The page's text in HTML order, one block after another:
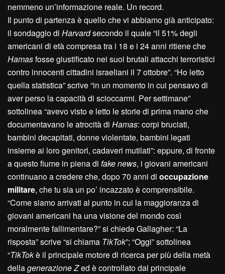
nemmeno un’informazione reale. Un record.
Il punto di partenza è quello che vi abbiamo già anticipato:
il sondaggio di Harvardsecondo il quale “il 51% degli
americani di età compresa tra i 18 e i 24 anni ritiene che
Hamasfosse giustificato nei suoi brutali attacchi terroristici
contro innocenti cittadini israeliani il 7 ottobre”. “Ho letto
quella statistica” scrive “in un momento in cui pensavo di
aver perso la capacità di scioccarmi. Per settimane”
sottolinea “avevo visto e letto le storie di prima mano che
documentavano le atrocità di Hamas: corpi bruciati,
bambini decapitati, donne violentate, bambini legati
insieme ai loro genitori, cadaveri mutilati”: eppure, di fronte
a questo fiume in piena di fake news, i giovani americani
continuano a credere che, dopo 70 anni di occupazione
militare, che tu sia un po’ incazzato è comprensibile.
“Come siamo arrivati al punto in cui la maggioranza di
giovani americani ha una visione del mondo così
moralmente fallimentare?” si chiede Gallagher: “La
risposta” scrive “si chiama TikTok”; “Oggi” sottolinea
“TikTokè il principale motore di ricerca per più della metà
dellagenerazione Zed è controllato dal principale